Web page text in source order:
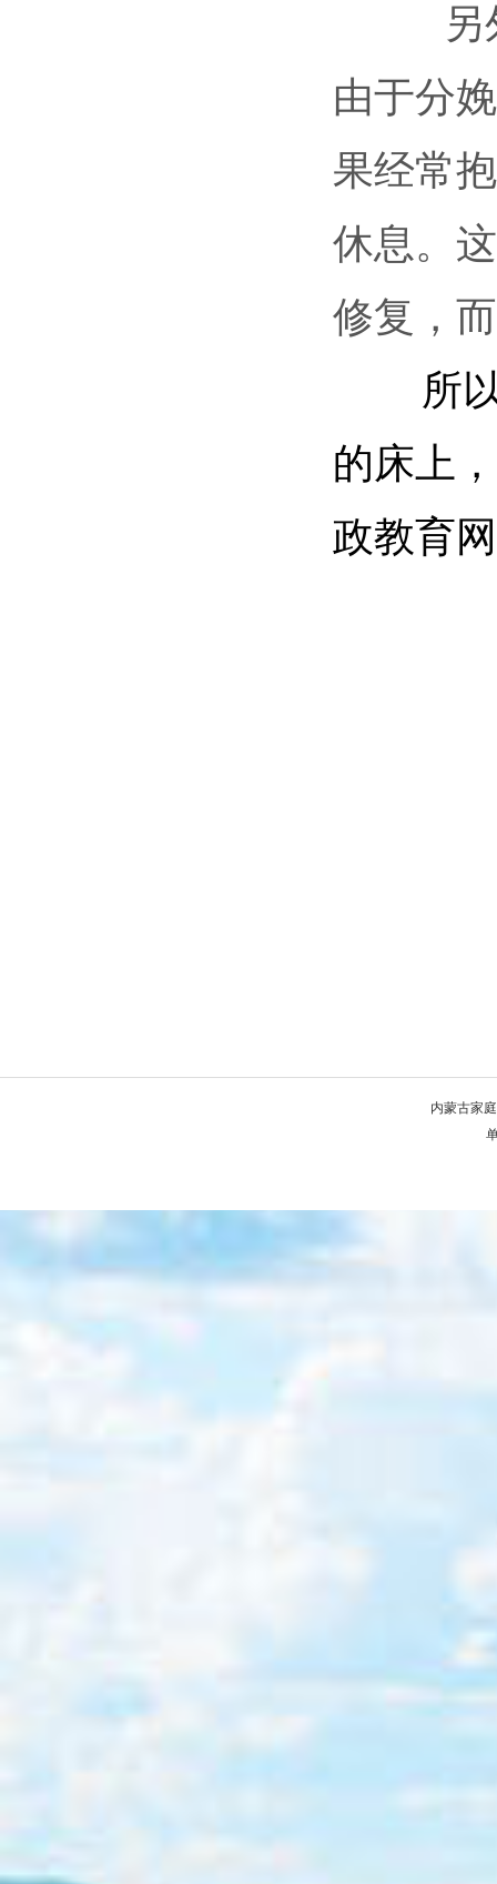
由于分
果经常
休息。
修复，
所以
的床上
政教育网
内蒙古家